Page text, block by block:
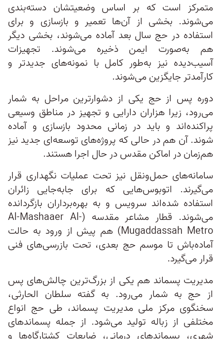
متمرکز است که بر اساس وضعیتشان دسته‌بندی
می‌شوند. بخشی از آن‌ها تعمیر و بازسازی و برای
استفاده در حج سال بعد آماده می‌شوند، بخشی دیگر
هم به‌صورت ایمن ذخیره می‌شوند. تجهیزات
آسیب‌دیده نیز به‌طور کامل با نمونه‌های جدیدتر و
کارآمدتر جایگزین می‌شوند.
دوره پس از حج یکی از دشوارترین مراحل به شمار
می‌رود، زیرا هزاران دارایی و تجهیز در مناطق وسیعی
پراکنده‌اند و باید در زمانی محدود بازسازی و آماده
شوند. آن هم در حالی که پروژه‌های توسعه‌ای جدید نیز
هم‌زمان در اماکن مقدس در حال اجرا هستند.
سامانه‌های حمل‌ونقل نیز تحت عملیات نگهداری قرار
می‌گیرند. اتوبوس‌هایی که برای جابه‌جایی زائران
استفاده شده‌اند سرویس و به بهره‌برداران بازگردانده
می‌شوند. قطار مشاعر مقدسه (Al-Mashaaer Al-
Mugaddassah Metro) هم پیش از ورود به حالت
آماده‌باش تا موسم حج بعدی، تحت بازرسی‌های فنی
قرار می‌گیرد.
مدیریت پسماند هم یکی از بزرگ‌ترین چالش‌های پس
از حج به شمار می‌رود. به گفته سلطان الحارثی،
سخنگوی مرکز ملی مدیریت پسماند، طی حج انواع
مختلفی از زباله تولید می‌شود. از جمله پسماندهای